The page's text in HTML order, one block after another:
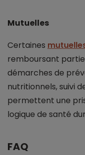
Mutuelles
Certaines
remboursant
démarches de
nutritionnels, suivi
permettent une
logique de santé
FAQ